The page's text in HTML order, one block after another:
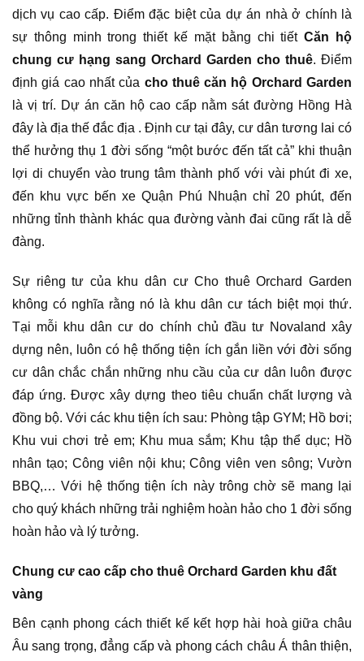
dịch vụ cao cấp. Điểm đặc biệt của dự án nhà ở chính là
sự thông minh trong thiết kế mặt bằng chi tiếtCăn hộ
chung cư hạng sang Orchard Garden cho thuê. Điểm
định giá cao nhất của cho thuê căn hộ Orchard Garden
là vị trí. Dự án căn hộ cao cấp nằm sát đường Hồng Hà
đây là địa thế đắc địa . Định cư tại đây, cư dân tương lai có
thể hưởng thụ 1 đời sống “một bước đến tất cả” khi thuận
lợi di chuyển vào trung tâm thành phố với vài phút đi xe,
đến khu vực bến xe Quận Phú Nhuận chỉ 20 phút, đến
những tỉnh thành khác qua đường vành đai cũng rất là dễ
đàng.
Sự riêng tư của khu dân cư Cho thuê Orchard Garden
không có nghĩa rằng nó là khu dân cư tách biệt mọi thứ.
Tại mỗi khu dân cư do chính chủ đầu tư Novaland xây
dựng nên, luôn có hệ thống tiện ích gắn liền với đời sống
cư dân chắc chắn những nhu cầu của cư dân luôn được
đáp ứng. Được xây dựng theo tiêu chuẩn chất lượng và
đồng bộ. Với các khu tiện ích sau: Phòng tập GYM; Hồ bơi;
Khu vui chơi trẻ em; Khu mua sắm; Khu tập thể dục; Hồ
nhân tạo; Công viên nội khu; Công viên ven sông; Vườn
BBQ,… Với hệ thống tiện ích này trông chờ sẽ mang lại
cho quý khách những trải nghiệm hoàn hảo cho 1 đời sống
hoàn hảo và lý tưởng.
Chung cư cao cấp cho thuê Orchard Garden khu đất
vàng
Bên cạnh phong cách thiết kế kết hợp hài hoà giữa châu
Âu sang trọng, đẳng cấp và phong cách châu Á thân thiện,